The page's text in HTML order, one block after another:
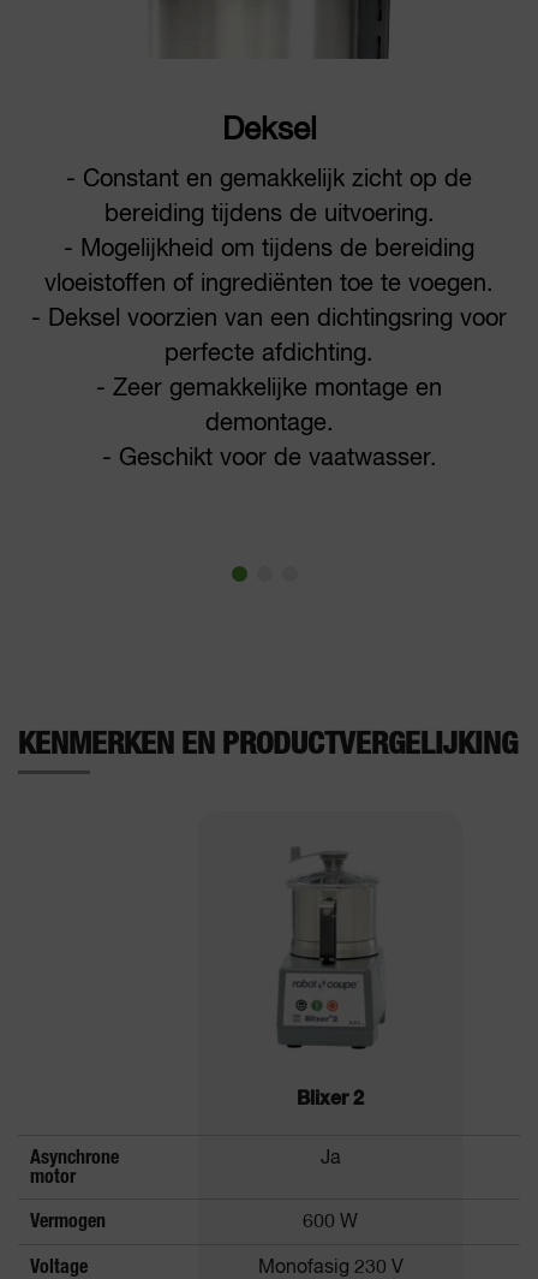
Deksel
- Constant en gemakkelijk zicht op de
bereiding tijdens de uitvoering.
- Mogelijkheid om tijdens de bereiding
vloeistoffen of ingrediënten toe te voegen.
- Deksel voorzien van een dichtingsring voor
perfecte afdichting.
- Zeer gemakkelijke montage en
demontage.
- Geschikt voor de vaatwasser.
KENMERKEN EN PRODUCTVERGELIJKING
Blixer 2
Asynchrone
motor
Ja
Vermogen 600 W
Voltage Monofasig 230 V